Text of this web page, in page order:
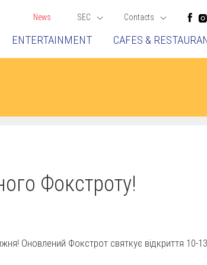
News SEC Contacts
ENTERTAINMENT CAFES &
Фокстроту!
Оновлений Фокстрот святкує відкриття 10-